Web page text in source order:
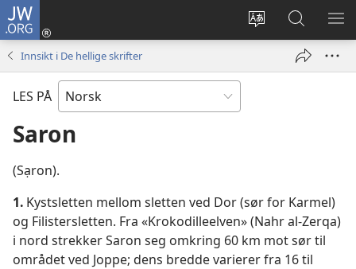
JW.ORG
Endre
Logg
inn
vindu)
Søk
på
JW.ORG
VIS
Innsikt i De hellige skrifter
LES PÅ
Saron
(Sạron).
1. Kystsletten mellom sletten ved Dor (sør for Karmel)
og Filistersletten. Fra «Krokodilleelven» (Nahr al-Zerqa)
i nord strekker Saron seg omkring 60 km mot sør til
området ved Joppe; dens bredde varierer fra 16 til